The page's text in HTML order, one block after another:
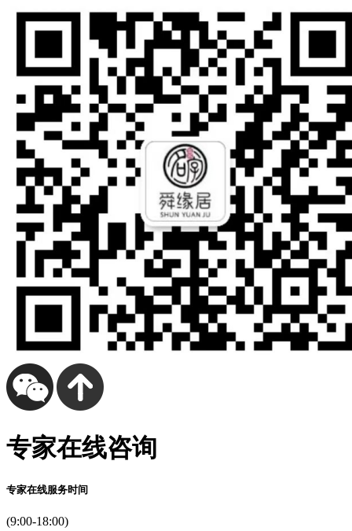
专家在线咨询
专家在线服务时间
(9:00-18:00)